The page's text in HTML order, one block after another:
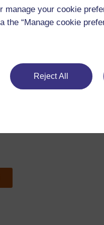
manage your cookie
the “Manage cookie
Reject All
ya wanafunzi
maumbo yake kwenye
gani umbo la mwezi
umbo la mwezi? Kwa
wanafunzi kujenga
kwa kutumia
page